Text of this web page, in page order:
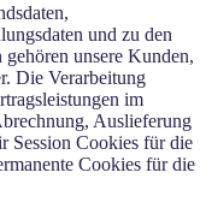
und zu den
unsere Kunden,
Die Verarbeitung
im
Auslieferung
Session Cookies für die
Cookies für die